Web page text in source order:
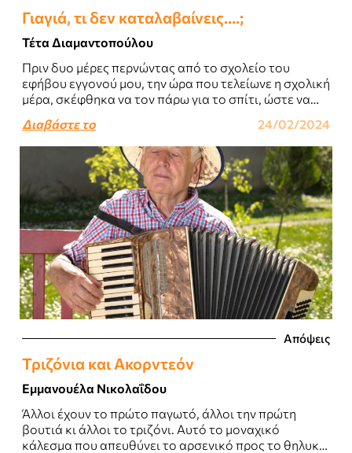
Γιαγιά, τι δεν καταλαβαίνεις….;
Τέτα Διαμαντοπούλου
Πριν δυο μέρες περνώντας από το σχολείο του
εφήβου εγγονού μου, την ώρα που τελείωνε η σχολική
μέρα, σκέφθηκα να τον πάρω για το σπίτι, ώστε να
Διαβάστε το 24/02/2024
Απόψεις
Τριζόνια και Ακορντεόν
Εμμανουέλα Νικολαΐδου
Άλλοι έχουν το πρώτο παγωτό, άλλοι την πρώτη
βουτιά κι άλλοι το τριζόνι. Αυτό το μοναχικό
κάλεσμα που απευθύνει το αρσενικό προς το θηλυκό